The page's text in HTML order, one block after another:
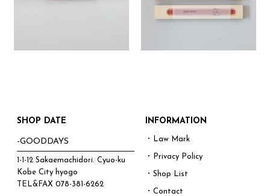
SHOP DATE
-GOODDAYS
1-1-12 Sakaemachidori. Cyuo-ku
Kobe City hyogo
TEL&FAX078-381-6262
INFORMATION
・Law Mark
・Privacy Policy
・Shop List
・Contact